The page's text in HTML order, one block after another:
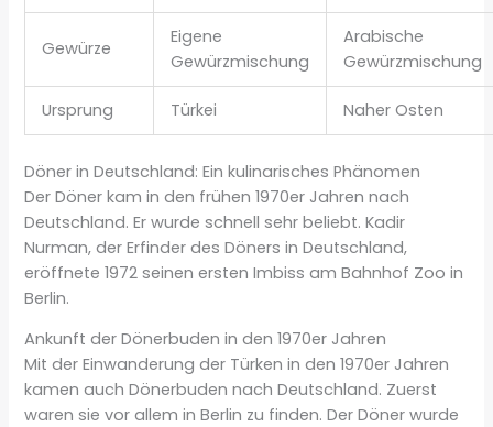
Gewürze
Eigene
Gewürzmischung
Arabische
Gewürzmischung
Ursprung Türkei Naher Osten
Döner in Deutschland: Ein kulinarisches Phänomen
Der Döner kam in den frühen 1970er Jahren nach
Deutschland. Er wurde schnell sehr beliebt. Kadir
Nurman, der Erfinder des Döners in Deutschland,
eröffnete 1972 seinen ersten Imbiss am Bahnhof Zoo in
Berlin.
Ankunft der Dönerbuden in den 1970er Jahren
Mit der Einwanderung der Türken in den 1970er Jahren
kamen auch Dönerbuden nach Deutschland. Zuerst
waren sie vor allem in Berlin zu finden. Der Döner wurde